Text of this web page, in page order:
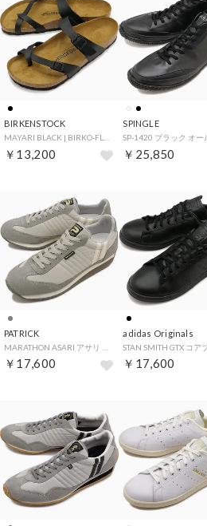
BIRKENSTOCK
￥13,200
SPINGLE
￥25,850
PATRICK
￥17,600
adidas Originals
￥17,600